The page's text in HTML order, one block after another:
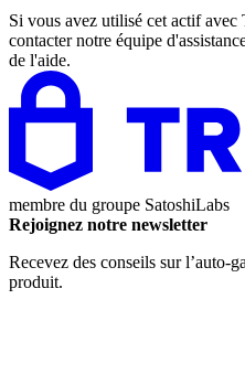
Si vous avez utilisé cet actif avec
contacter notre équipe
de l'aide.
membre du groupe SatoshiLabs
Rejoignez notre newsletter
Recevez des conseils sur l’auto-
produit.